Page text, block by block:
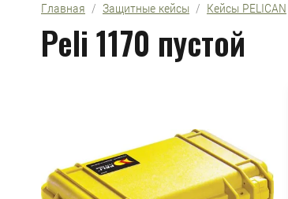
Главная
  /
Защитные кейсы
  /
Кейсы PELICAN
Peli 1170 пустой